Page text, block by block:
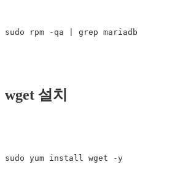
wget 설치
sudo yum install wget -y